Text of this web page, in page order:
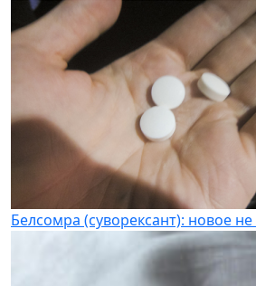
Белсомра (суворексант): новое